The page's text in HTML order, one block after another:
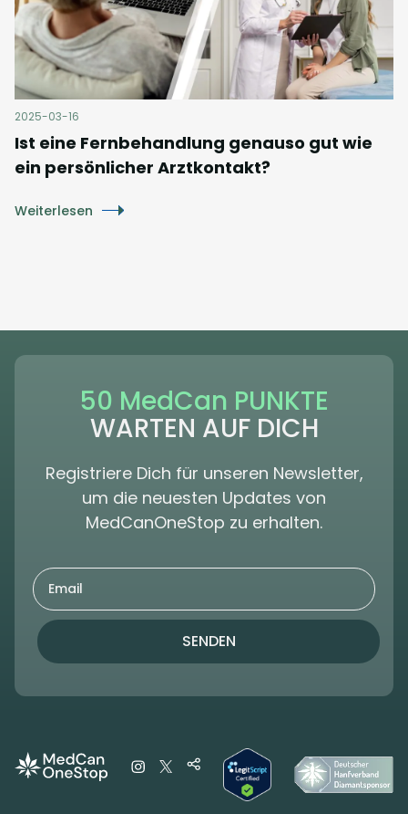
2025-03-16
Ist eine Fernbehandlung genauso gut wie
ein persönlicher Arztkontakt?
Weiterlesen
50 MedCan PUNKTE
WARTEN AUF DICH
Registriere Dich für unseren Newsletter,
um die neuesten Updates von
MedCanOneStop zu erhalten.
SENDEN